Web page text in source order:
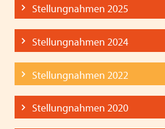
Stellungnahmen 2025
Stellungnahmen 2024
Stellungnahmen 2022
Stellungnahmen 2020